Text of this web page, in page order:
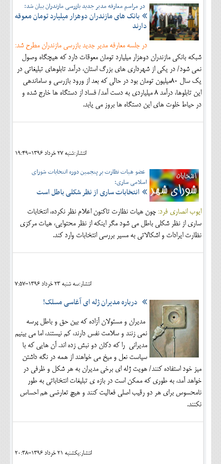
در مراسم معارفه مدیر جدید بازرسی مازندران بیان شد:
بانک های مازندران دوهزار میلیارد تومان معوقه
دارند
در جلسه معارفه مدیر جدید بازرسی مازندران مطرح شد:
شبکه بانکی مازندران دوهزار میلیارد تومان معوقات دارد که هیچگاه وصول
نمی شود/ در یکی از شهرداری های بزرگ استان، درآمد تابلوهای تبلیغاتی در
یک سال 80میلیون تومان بود در حالی که بعد از ورود بازرسی و ساماندهی
این تابلوها، درآمد 8 میلیاردی به دست آمد/ فساد از دستگاه ها خارج شده و
در حیاط خلوت های این دستگاه ها بروز می یابد.
انتشار:شنبه 27 خرداد 1396-19:49
عضو هیات نظارت بر پنجمین دوره انتخابات شورای
اسلامی ساری:
انتخابات ساری از نظر شکلی باطل است
ایوب انصاری فرد: چون هیات نظارت تاکنون اعلام نظر نکرده، انتخابات
ساری از نظر شکلی باطل می شود مگر اینکه از نظر محتوایی، هیات مرکزی
نظارت ایرادات و اشکالاتی به مسیر بررسی انتخابات وارد کند.
انتشار:سه شنبه 23 خرداد 1396-7:57
درباره مدیران ژله ای آغاسی مسلک!
مدیران و مسئولان آزاده که بین حق و باطل پرسه
نمی زنند و سلامت نفس دارند، کم نیستند، اما می بینیم
مدیرانی را که دکان دو نبش زده اند. آن هایی که با
سیاست نعل و میخ می خواهند از همه در نگه داشتن
میز خود استفاده کنند/ هویت ژله ای برخی مدیران به هر شکل و ظرفی در
خواهد آمد، به طوری که ممکن است در بازه ی تبلیغات انتخاباتی به طور
نامحسوس برای هر دو رقیب اصلی فعالیت کنند و هیچ تعارضی هم احساس
نکنند.
انتشار:يکشنبه 21 خرداد 1396-20:38